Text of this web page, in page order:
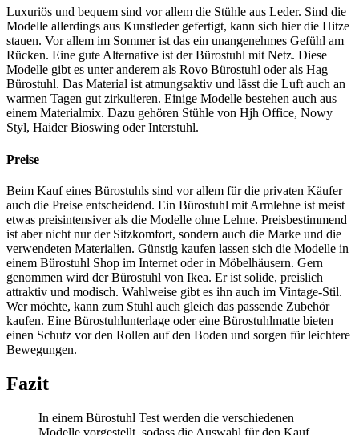
Luxuriös und bequem sind vor allem die Stühle aus Leder. Sind die
Modelle allerdings aus Kunstleder gefertigt, kann sich hier die Hitze
stauen. Vor allem im Sommer ist das ein unangenehmes Gefühl am
Rücken. Eine gute Alternative ist der Bürostuhl mit Netz. Diese
Modelle gibt es unter anderem als Rovo Bürostuhl oder als Hag
Bürostuhl. Das Material ist atmungsaktiv und lässt die Luft auch an
warmen Tagen gut zirkulieren. Einige Modelle bestehen auch aus
einem Materialmix. Dazu gehören Stühle von Hjh Office, Nowy
Styl, Haider Bioswing oder Interstuhl.
Preise
Beim Kauf eines Bürostuhls sind vor allem für die privaten Käufer
auch die Preise entscheidend. Ein Bürostuhl mit Armlehne ist meist
etwas preisintensiver als die Modelle ohne Lehne. Preisbestimmend
ist aber nicht nur der Sitzkomfort, sondern auch die Marke und die
verwendeten Materialien. Günstig kaufen lassen sich die Modelle in
einem Bürostuhl Shop im Internet oder in Möbelhäusern. Gern
genommen wird der Bürostuhl von Ikea. Er ist solide, preislich
attraktiv und modisch. Wahlweise gibt es ihn auch im Vintage-Stil.
Wer möchte, kann zum Stuhl auch gleich das passende Zubehör
kaufen. Eine Bürostuhlunterlage oder eine Bürostuhlmatte bieten
einen Schutz vor den Rollen auf den Boden und sorgen für leichtere
Bewegungen.
Fazit
In einem Bürostuhl Test werden die verschiedenen
Modelle vorgestellt, sodass die Auswahl für den Kauf